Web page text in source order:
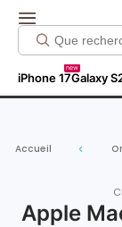
iPhone 17
new
Galaxy
Accueil
Apple